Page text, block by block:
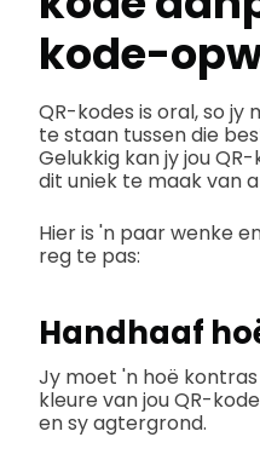
kode-
QR-kodes is oral, so jy
te staan tussen die
Gelukkig kan jy jou
dit uniek te maak van
Hier is 'n paar wenke
reg te pas:
Handhaaf
Jy moet 'n hoë
kleure van jou QR-
en sy agtergrond.